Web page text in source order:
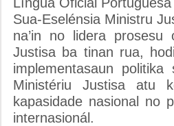
Sua-Eselénsia Ministru
na’in no lidera prosesu
Justisa ba tinan rua,
implementasaun
Ministériu Justisa atu
kapasidade nasional no
internasionál.